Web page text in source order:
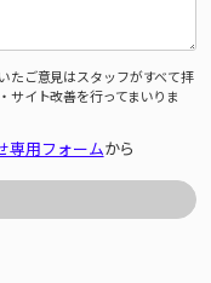
たご意見はスタッフがすべて拝
サイト改善を行ってまいりま
専用フォームから